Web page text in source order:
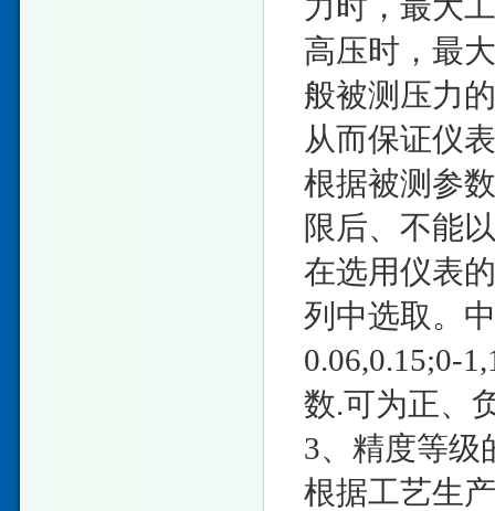
高压时，最
般被测压力
从而保证仪
根据被测参
限后、不能
在选用仪表
列中选取。
0.06,0.15;0-
数.可为正、
3、精度等级
根据工艺生